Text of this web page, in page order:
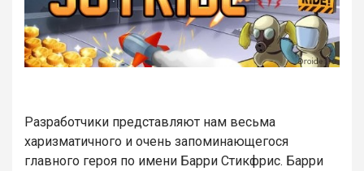
Разработчики представляют нам весьма
харизматичного и очень запоминающегося
главного героя по имени Барри Стикфрис. Барри